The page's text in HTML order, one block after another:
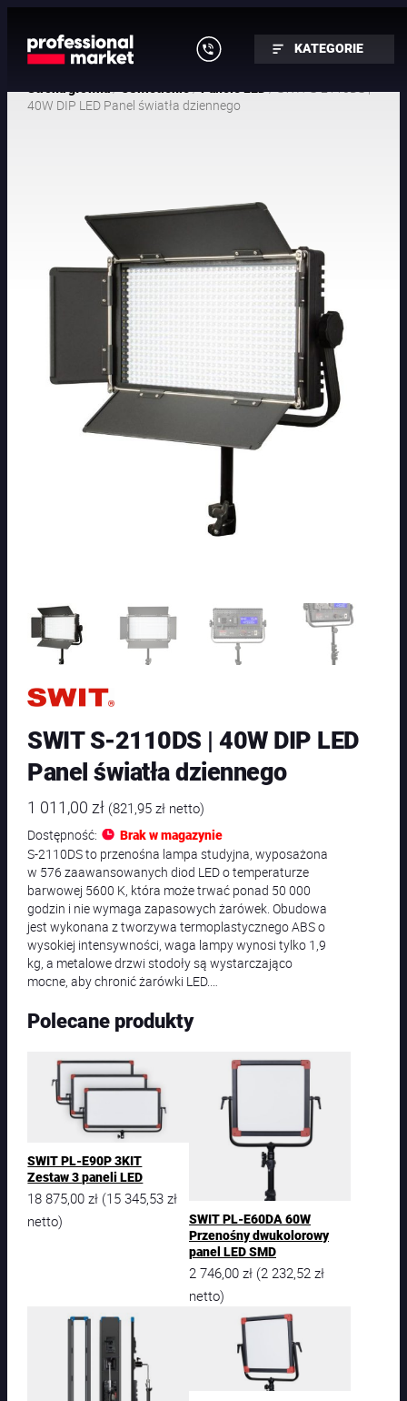
KATEGORIE
/ /
/ SWIT S-2110DS |
40W DIP LED Panel światła dziennego
SWIT S-2110DS | 40W DIP LED
Panel światła dziennego
1 011,00zł (821,95zł netto)
Dostępność:
Brak w magazynie
S-2110DS to przenośna lampa studyjna, wyposażona
w 576 zaawansowanych diod LED o temperaturze
barwowej 5600 K, która może trwać ponad 50 000
godzin i nie wymaga zapasowych żarówek. Obudowa
jest wykonana z tworzywa termoplastycznego ABS o
wysokiej intensywności, waga lampy wynosi tylko 1,9
kg, a metalowe drzwi stodoły są wystarczająco
mocne, aby chronić żarówki LED.…
Polecane produkty
SWIT PL-E90P 3KIT
Zestaw 3 paneli LED
18 875,00zł (15 345,53zł
netto)
SWIT PL-E60DA 60W
Przenośny dwukolorowy
panel LED SMD
2 746,00 zł (2 232,52 zł
netto)